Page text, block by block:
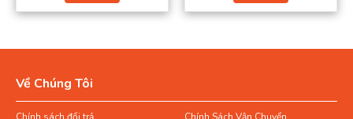
Về Chúng Tôi